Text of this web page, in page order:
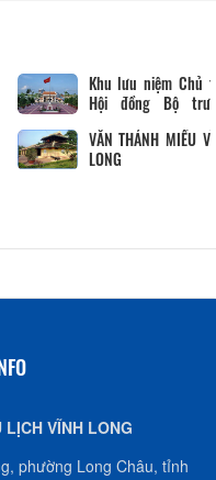
BẢO TÀNG VĨNH LONG
Khu lưu niệm Giáo sư,
Viện sĩ Trần Đại Nghĩa
LỊCH VĨNH LONG
phường Long Châu, tỉnh